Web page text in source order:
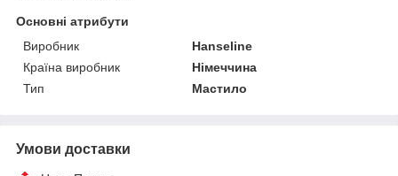
Основні атрибути
Виробник
Hanseline
Країна виробник
Німеччина
Тип
Мастило
Умови доставки